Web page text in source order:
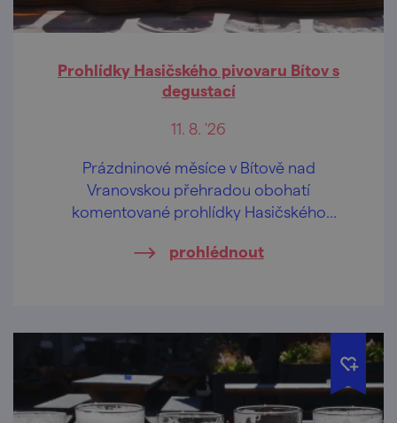
Prohlídky Hasičského pivovaru Bítov s
degustací
11. 8. '26
Prázdninové měsíce v Bítově nad
Vranovskou přehradou obohatí
komentované prohlídky Hasičského
prohlédnout